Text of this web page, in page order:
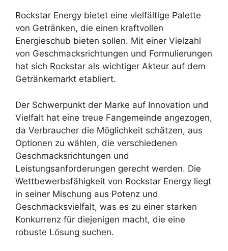
Rockstar Energy bietet eine vielfältige Palette
von Getränken, die einen kraftvollen
Energieschub bieten sollen. Mit einer Vielzahl
von Geschmacksrichtungen und Formulierungen
hat sich Rockstar als wichtiger Akteur auf dem
Getränkemarkt etabliert.
Der Schwerpunkt der Marke auf Innovation und
Vielfalt hat eine treue Fangemeinde angezogen,
da Verbraucher die Möglichkeit schätzen, aus
Optionen zu wählen, die verschiedenen
Geschmacksrichtungen und
Leistungsanforderungen gerecht werden. Die
Wettbewerbsfähigkeit von Rockstar Energy liegt
in seiner Mischung aus Potenz und
Geschmacksvielfalt, was es zu einer starken
Konkurrenz für diejenigen macht, die eine
robuste Lösung suchen.